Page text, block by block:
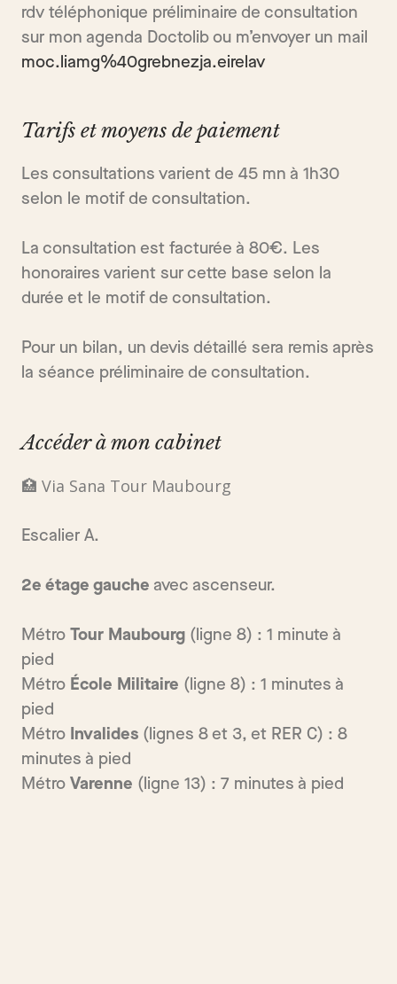
rdv téléphonique préliminaire de consultation
sur mon agenda Doctolib ou m’envoyer un mail
moc.liamg%40grebnezja.eirelav
Tarifs et moyens de paiement
Les consultations varient de 45 mn à 1h30
selon le motif de consultation.
La consultation est facturée à 80€. Les
honoraires varient sur cette base selon la
durée et le motif de consultation.
Pour un bilan, un devis détaillé sera remis après
la séance préliminaire de consultation.
Accéder à mon cabinet
🏥 Via Sana Tour Maubourg
Escalier A.
2e étage gauche avec ascenseur.
Métro Tour Maubourg (ligne 8) : 1 minute à
pied
Métro École Militaire (ligne 8) : 1 minutes à
pied
Métro Invalides (lignes 8 et 3, et RER C) : 8
minutes à pied
Métro Varenne (ligne 13) : 7 minutes à pied